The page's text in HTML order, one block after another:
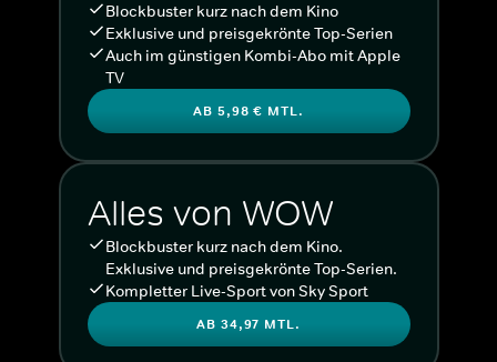
Blockbuster kurz nach dem Kino
Exklusive und preisgekrönte Top-Serien
Auch im günstigen Kombi-Abo mit Apple
TV
AB 5,98 € MTL.
Alles von WOW
Blockbuster kurz nach dem Kino.
Exklusive und preisgekrönte Top-Serien.
Kompletter Live-Sport von Sky Sport
AB 34,97 MTL.